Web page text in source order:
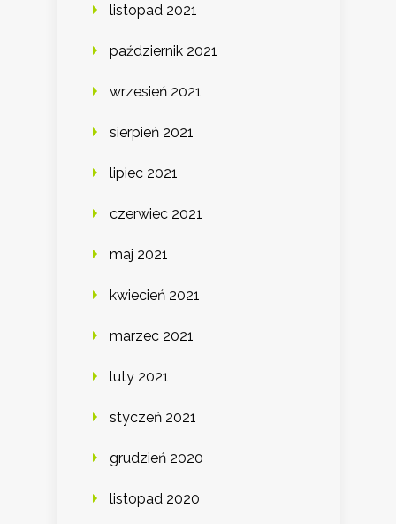
listopad 2021
październik 2021
wrzesień 2021
sierpień 2021
lipiec 2021
czerwiec 2021
maj 2021
kwiecień 2021
marzec 2021
luty 2021
styczeń 2021
grudzień 2020
listopad 2020